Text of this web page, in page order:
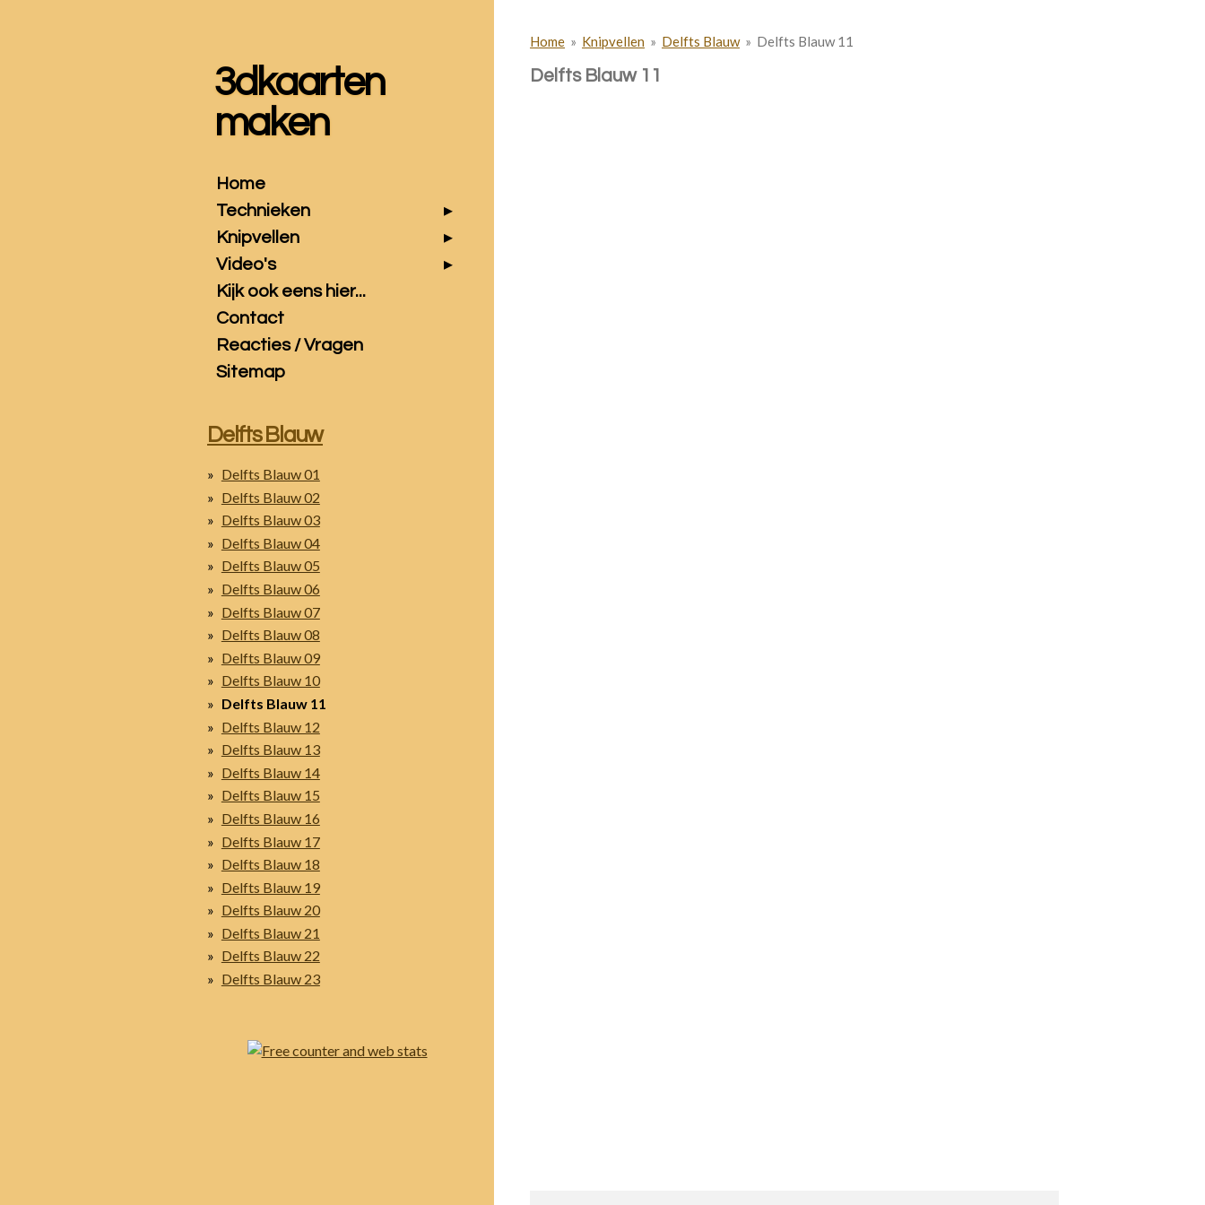
Home » Knipvellen » Delfts Blauw » Delfts Blauw 11
Delfts Blauw 11
3dkaarten
maken
Home
Technieken
Knipvellen
Video's
Kijk ook eens hier...
Contact
Reacties / Vragen
Sitemap
Delfts Blauw
Delfts Blauw 01
Delfts Blauw 02
Delfts Blauw 03
Delfts Blauw 04
Delfts Blauw 05
Delfts Blauw 06
Delfts Blauw 07
Delfts Blauw 08
Delfts Blauw 09
Delfts Blauw 10
Delfts Blauw 11
Delfts Blauw 12
Delfts Blauw 13
Delfts Blauw 14
Delfts Blauw 15
Delfts Blauw 16
Delfts Blauw 17
Delfts Blauw 18
Delfts Blauw 19
Delfts Blauw 20
Delfts Blauw 21
Delfts Blauw 22
Delfts Blauw 23